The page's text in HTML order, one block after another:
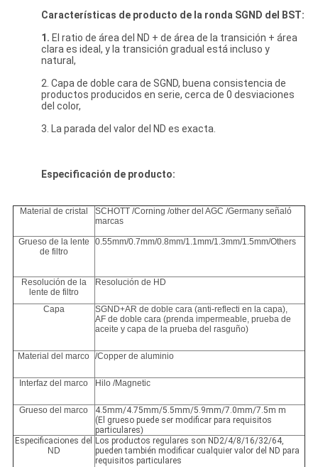
Características de producto de la ronda SGND del BST:
1. El ratio de área del ND + de área de la transición + área
clara es ideal, y la transición gradual está incluso y
natural,
2. Capa de doble cara de SGND, buena consistencia de
productos producidos en serie, cerca de 0 desviaciones
del color,
3. La parada del valor del ND es exacta.
Especificación de producto:
Material de cristal
SCHOTT /Corning /other del AGC /Germany señaló
marcas
Grueso de la lente
de filtro
0.55mm/0.7mm/0.8mm/1.1mm/1.3mm/1.5mm/Others
Resolución de la
lente de filtro
Resolución de HD
Capa
SGND+AR de doble cara (anti-reflecti en la capa),
AF de doble cara (prenda impermeable, prueba de
aceite y capa de la prueba del rasguño)
Material del marco /Copper de aluminio
Interfaz del marco Hilo /Magnetic
Grueso del marco
4.5mm/4.75mm/5.5mm/5.9mm/7.0mm/7.5m m
(El grueso puede ser modificar para requisitos
particulares)
Especificaciones del
ND
Los productos regulares son ND2/4/8/16/32/64,
pueden también modificar cualquier valor del ND para
requisitos particulares